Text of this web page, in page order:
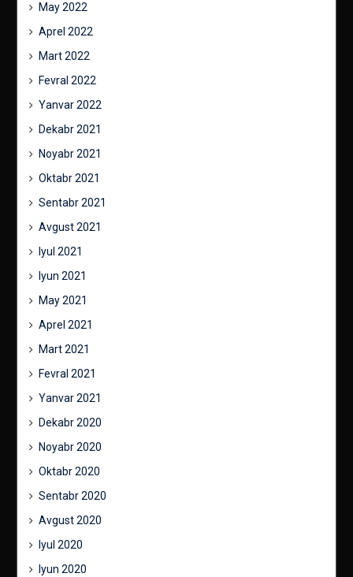
May 2022
Aprel 2022
Mart 2022
Fevral 2022
Yanvar 2022
Dekabr 2021
Noyabr 2021
Oktabr 2021
Sentabr 2021
Avgust 2021
Iyul 2021
Iyun 2021
May 2021
Aprel 2021
Mart 2021
Fevral 2021
Yanvar 2021
Dekabr 2020
Noyabr 2020
Oktabr 2020
Sentabr 2020
Avgust 2020
Iyul 2020
Iyun 2020